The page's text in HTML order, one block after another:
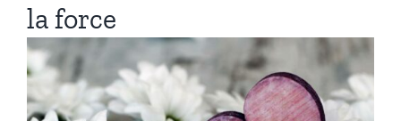
la force